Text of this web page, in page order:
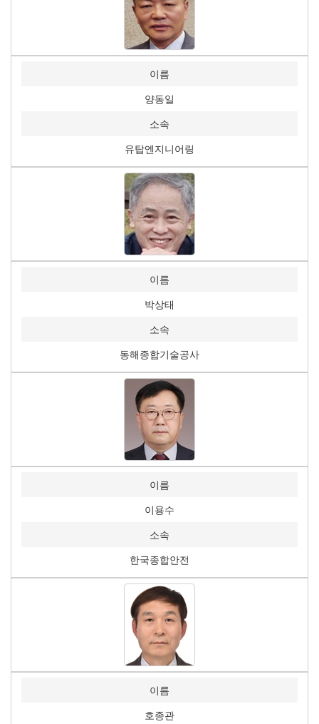
이름
양동일
소속
유탑엔지니어링
이름
박상태
소속
동해종합기술공사
이름
이용수
소속
한국종합안전
이름
호종관